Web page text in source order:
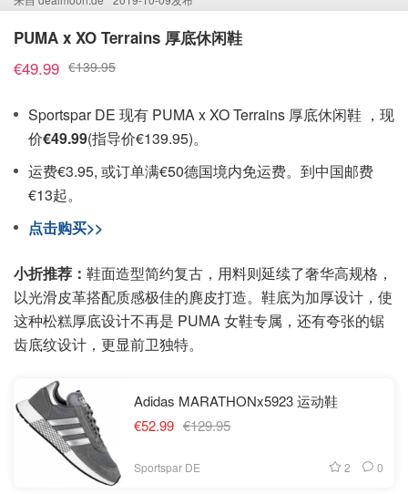
PUMA x XO Terrains 厚底休闲鞋
€49.99 €139.95
Sportspar DE 现有 PUMA x XO Terrains 厚底休闲鞋 ，现
价€49.99(指导价€139.95)。
运费€3.95, 或订单满€50德国境内免运费。到中国邮费
€13起。
点击购买>>
小折推荐： 鞋面造型简约复古，用料则延续了奢华高规格，
以光滑皮革搭配质感极佳的麂皮打造。鞋底为加厚设计，使
这种松糕厚底设计不再是 PUMA 女鞋专属，还有夸张的锯
齿底纹设计，更显前卫独特。
Adidas MARATHONx5923 运动鞋
€52.99 €129.95
Sportspar DE 2 0